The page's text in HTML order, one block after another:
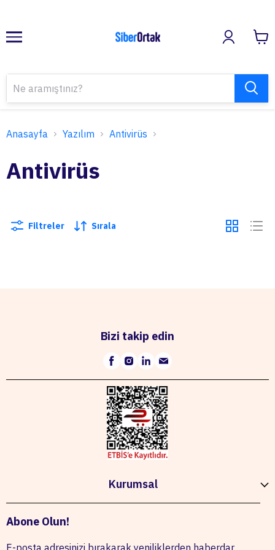
Anasayfa Yazılım Antivirüs
Antivirüs
Filtreler Sırala
Bizi takip edin
Kurumsal
Abone Olun!